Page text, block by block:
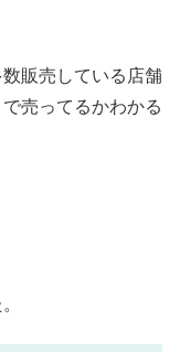
販売している店舗
売ってるかわかる